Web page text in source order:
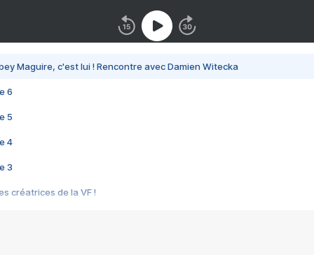
Maguire, c'est lui ! Rencontre avec Damien Witecka
6
5
4
3
créatrices de la VF !